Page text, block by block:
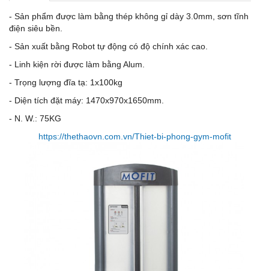
- Sản phẩm được làm bằng thép không gỉ dày 3.0mm, sơn tĩnh
điện siêu bền.
- Sản xuất bằng Robot tự động có độ chính xác cao.
- Linh kiện rời được làm bằng Alum.
- Trọng lượng đĩa tạ: 1x100kg
- Diện tích đặt máy: 1470x970x1650mm.
- N. W.: 75KG
https://thethaovn.com.vn/Thiet-bi-phong-gym-mofit